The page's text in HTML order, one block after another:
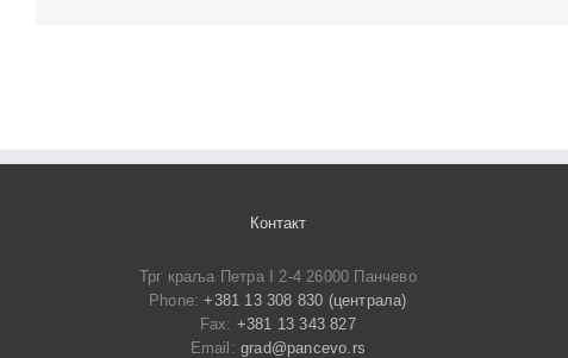
Контакт
Трг краља Петра I 2-4 26000 Панчево
Phone:+381 13 308 830 (централа)
Fax: +381 13 343 827
Email:grad@pancevo.rs